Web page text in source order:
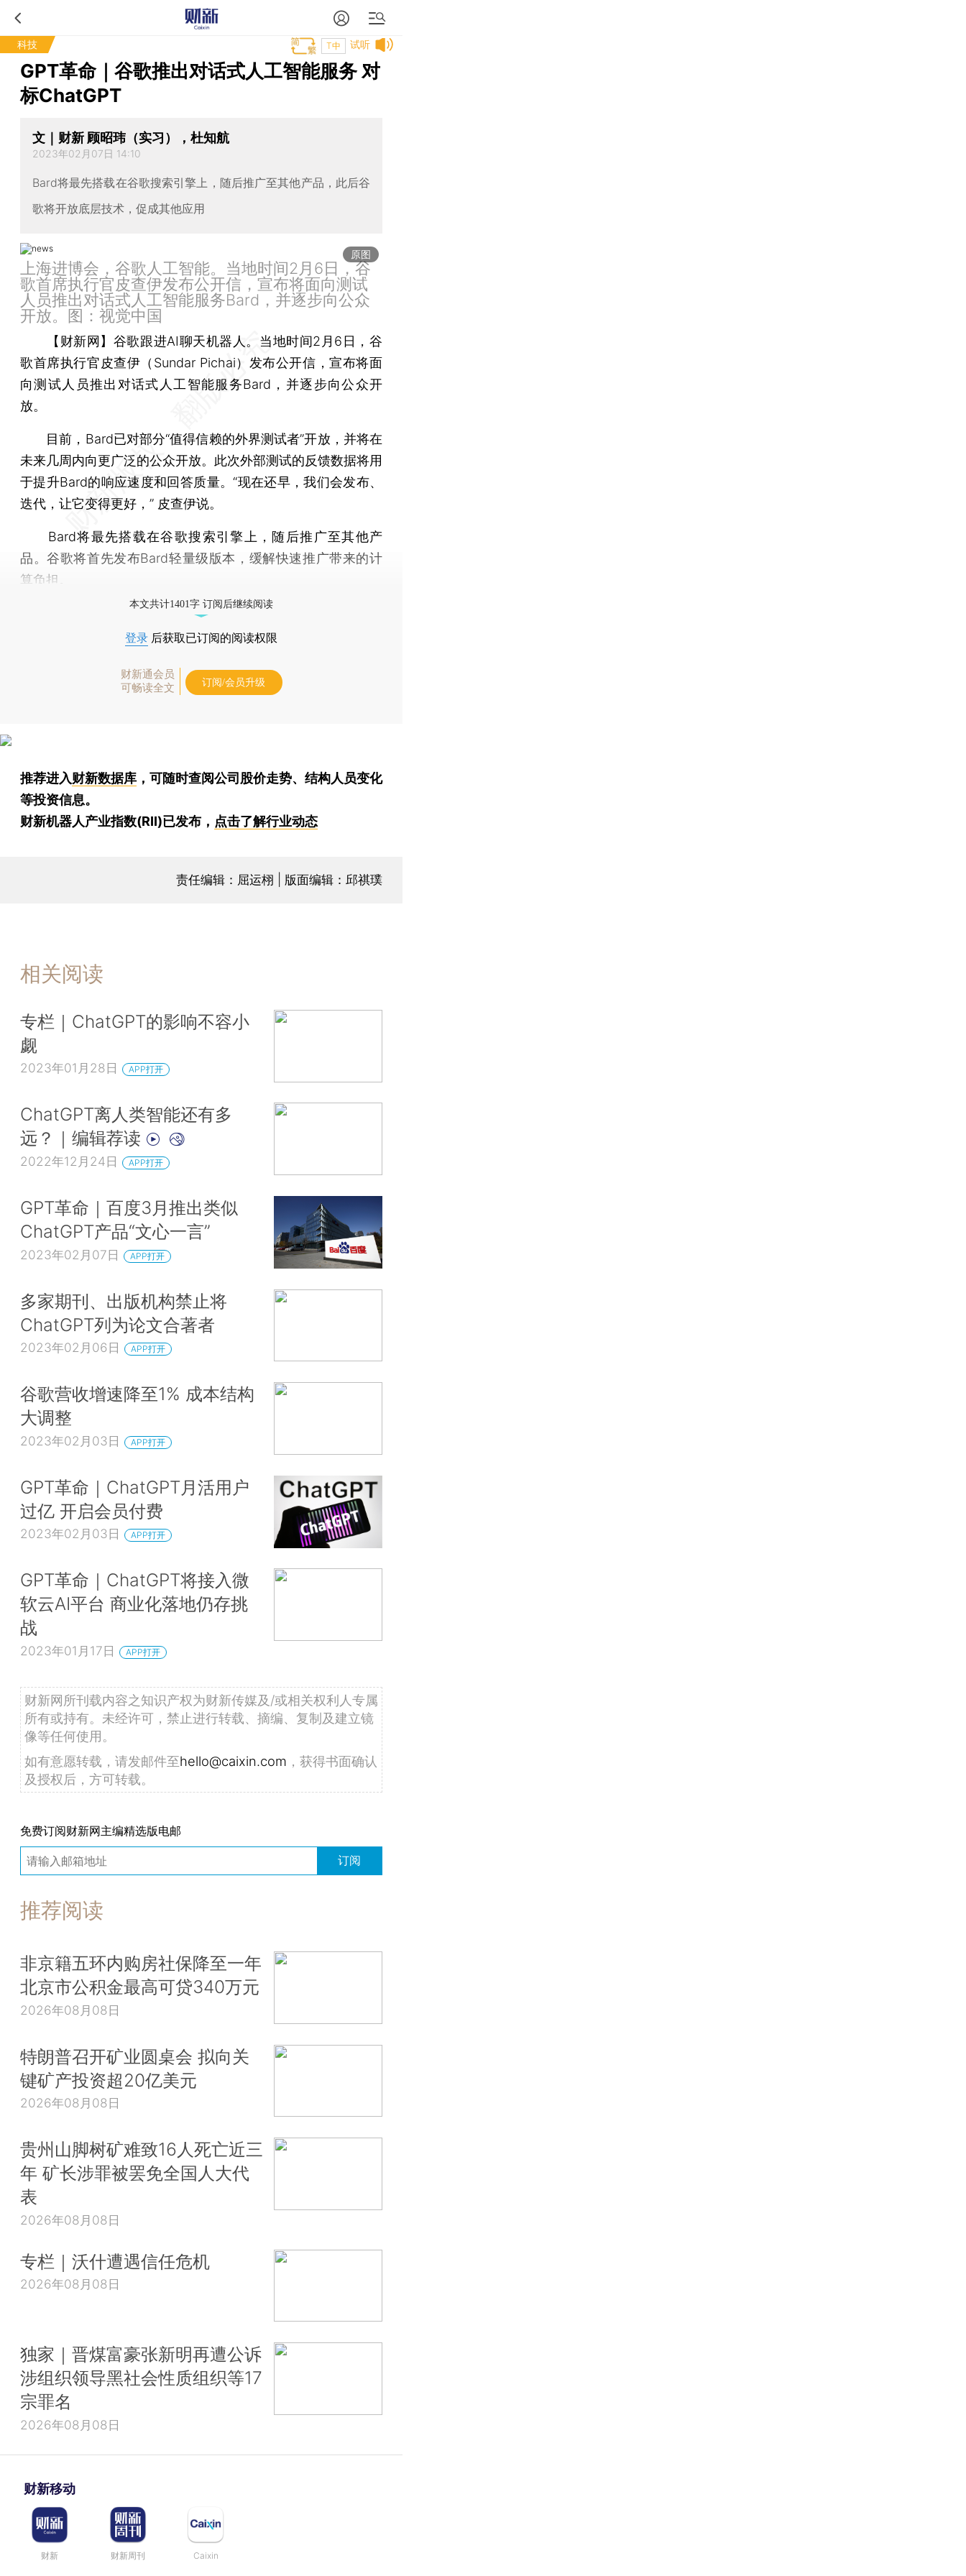
科技 试听
T中
GPT革命｜谷歌推出对话式人工智能服务 对
标ChatGPT
文｜财新 顾昭玮（实习），杜知航
2023年02月07日 14:10
Bard将最先搭载在谷歌搜索引擎上，随后推广至其他产品，此后谷
歌将开放底层技术，促成其他应用
原图
上海进博会，谷歌人工智能。当地时间2月6日，谷
歌首席执行官皮查伊发布公开信，宣布将面向测试
人员推出对话式人工智能服务Bard，并逐步向公众
开放。图：视觉中国
【财新网】 谷歌跟进AI聊天机器人。当地时间2月6日，谷
歌首席执行官皮查伊（Sundar Pichai）发布公开信，宣布将面
向测试人员推出对话式人工智能服务Bard，并逐步向公众开
放。
目前，Bard已对部分“值得信赖的外界测试者”开放，并将在
未来几周内向更广泛的公众开放。此次外部测试的反馈数据将用
于提升Bard的响应速度和回答质量。“现在还早，我们会发布、
迭代，让它变得更好，” 皮查伊说。
Bard将最先搭载在谷歌搜索引擎上，随后推广至其他产
品。谷歌将首先发布Bard轻量级版本，缓解快速推广带来的计
算负担。
本文共计1401字 订阅后继续阅读
登录 后获取已订阅的阅读权限
财新通会员
可畅读全文
订阅/会员升级
推荐进入财新数据库 ，可随时查阅公司股价走势、结构人员变化
等投资信息。
财新机器人产业指数(RII)已发布， 点击了解行业动态
责任编辑：屈运栩 | 版面编辑：邱祺璞
相关阅读
专栏｜ChatGPT的影响不容小
觑
2023年01月28日 APP打开
ChatGPT离人类智能还有多
远？｜编辑荐读
2022年12月24日 APP打开
GPT革命｜百度3月推出类似
ChatGPT产品“文心一言”
2023年02月07日 APP打开
多家期刊、出版机构禁止将
ChatGPT列为论文合著者
2023年02月06日 APP打开
谷歌营收增速降至1% 成本结构
大调整
2023年02月03日 APP打开
GPT革命｜ChatGPT月活用户
过亿 开启会员付费
2023年02月03日 APP打开
GPT革命｜ChatGPT将接入微
软云AI平台 商业化落地仍存挑
战
2023年01月17日 APP打开
财新网所刊载内容之知识产权为财新传媒及/或相关权利人专属
所有或持有。未经许可，禁止进行转载、摘编、复制及建立镜
像等任何使用。
如有意愿转载，请发邮件至hello@caixin.com ，获得书面确认
及授权后，方可转载。
免费订阅财新网主编精选版电邮
订阅
推荐阅读
非京籍五环内购房社保降至一年
北京市公积金最高可贷340万元
2026年08月08日
特朗普召开矿业圆桌会 拟向关
键矿产投资超20亿美元
2026年08月08日
贵州山脚树矿难致16人死亡近三
年 矿长涉罪被罢免全国人大代
表
2026年08月08日
专栏｜沃什遭遇信任危机
2026年08月08日
独家｜晋煤富豪张新明再遭公诉
涉组织领导黑社会性质组织等17
宗罪名
2026年08月08日
财新移动
财新 财新周刊 Caixin